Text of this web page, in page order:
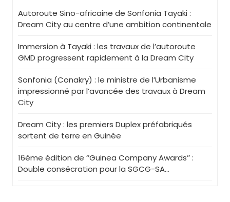
Autoroute Sino-africaine de Sonfonia Tayaki :
Dream City au centre d’une ambition continentale
Immersion à Tayaki : les travaux de l’autoroute
GMD progressent rapidement à la Dream City
Sonfonia (Conakry) : le ministre de l’Urbanisme
impressionné par l’avancée des travaux à Dream
City
Dream City : les premiers Duplex préfabriqués
sortent de terre en Guinée
16ème édition de ‘’Guinea Company Awards’’ :
Double consécration pour la SGCG-SA…